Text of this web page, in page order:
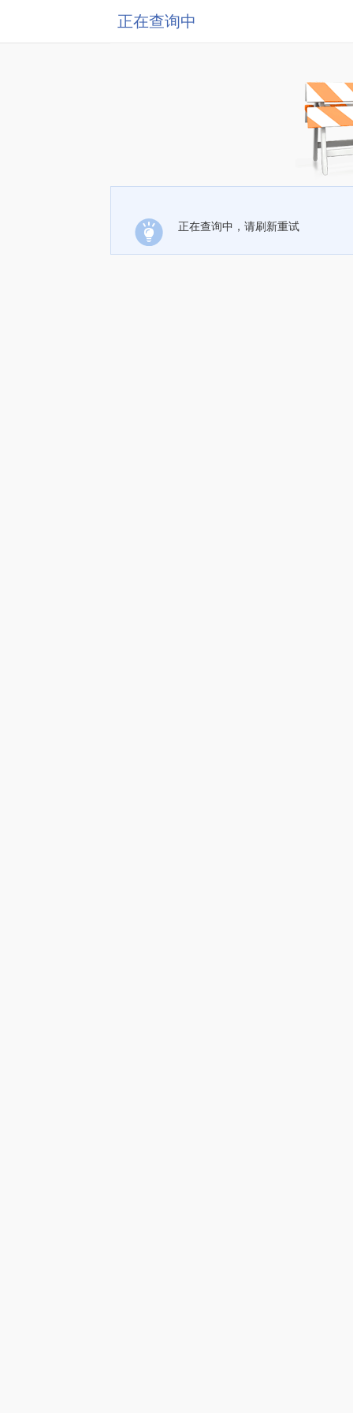
正在查询中
正在查询中，请刷新重试